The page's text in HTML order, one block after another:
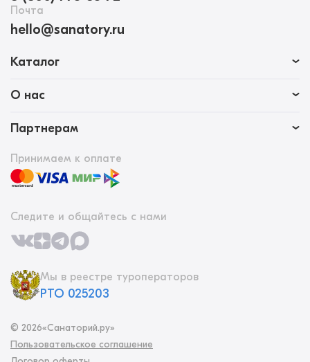
Почта
hello@sanatory.ru
Каталог
О нас
Партнерам
Принимаем к оплате
Следите и общайтесь с нами
Мы в реестре туроператоров
РТО 025203
© 2026«Санаторий.ру»
Пользовательское соглашение